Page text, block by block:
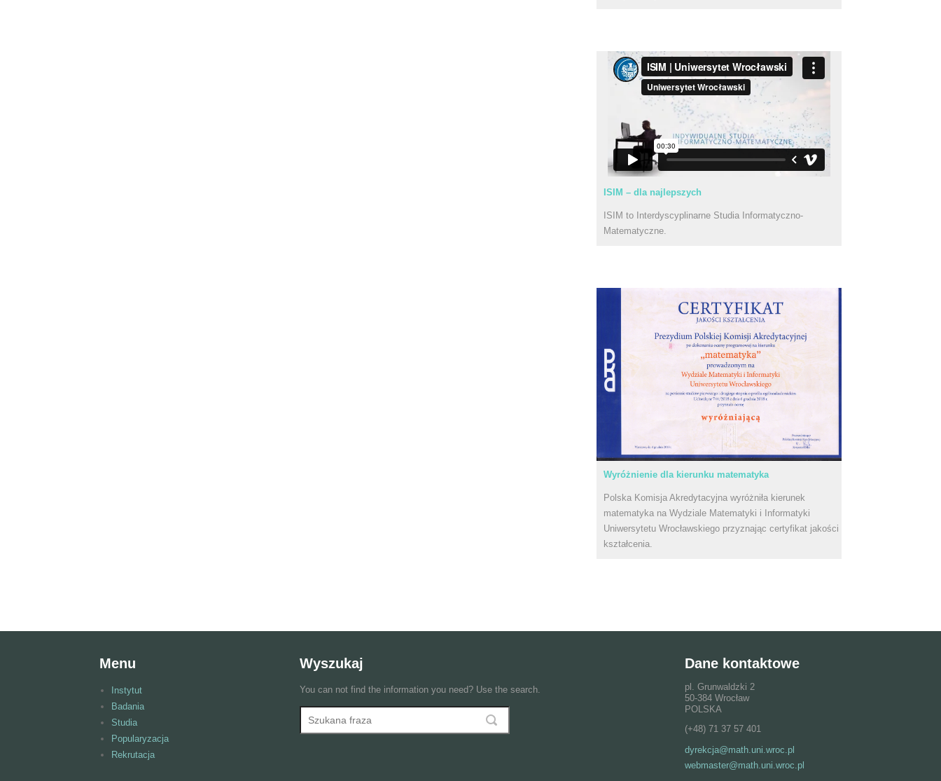
ISIM – dla najlepszych
ISIM to Interdyscyplinarne Studia Informatyczno-
Matematyczne.
Wyróżnienie dla kierunku matematyka
Polska Komisja Akredytacyjna wyróżniła kierunek
matematyka na Wydziale Matematyki i Informatyki
Uniwersytetu Wrocławskiego przyznając certyfikat jakości
kształcenia.
Menu
Instytut
Badania
Studia
Popularyzacja
Rekrutacja
Wyszukaj
You can not find the information you need? Use the search.
Formularz wyszukiwania
Wyszukaj
Dane kontaktowe
pl. Grunwaldzki 2
50-384 Wrocław
POLSKA
(+48) 71 37 57 401
dyrekcja@math.uni.wroc.pl
webmaster@math.uni.wroc.pl